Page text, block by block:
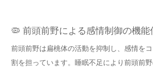
🦠 前頭前野による感情制御の機能
前頭前野は扁桃体の活動を抑制し、感情を
割を担っています。睡眠不足により前頭前